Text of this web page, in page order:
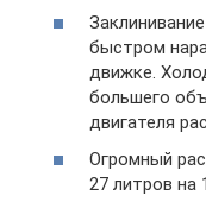
быстром
движке.
большего
двигателя
Огромный
27 литров на